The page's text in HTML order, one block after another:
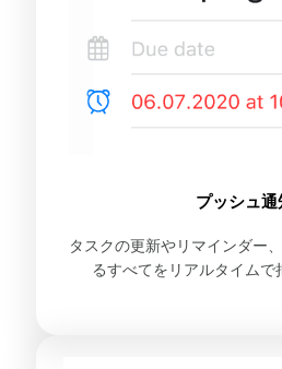
プッシュ通
タスクの更新やリマインダー
るすべてをリアルタイムで